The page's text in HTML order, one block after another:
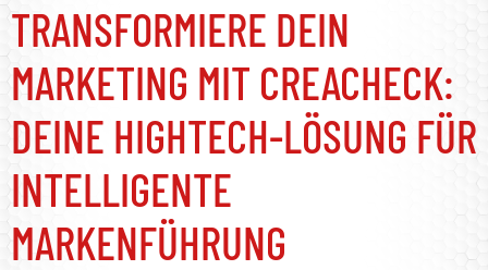
TRANSFORMIERE DEIN
MARKETING MIT CREACHECK:
DEINE HIGHTECH-LÖSUNG FÜR
INTELLIGENTE
MARKENFÜHRUNG